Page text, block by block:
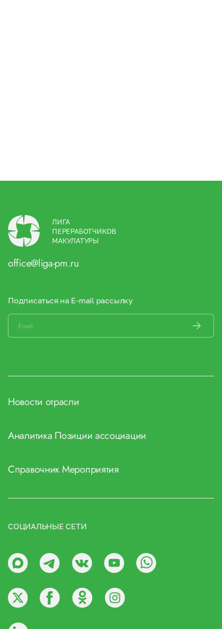
ЛИГА
ПЕРЕРАБОТЧИКОВ
МАКУЛАТУРЫ
office@liga-pm.ru
Подписаться на E-mail рассылку
Новости отрасли
Аналитика Позиции ассоциации
СправочникМероприятия
СОЦИАЛЬНЫЕ СЕТИ